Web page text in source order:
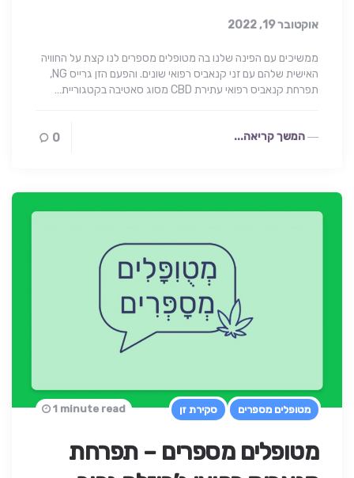
אוקטובר 19, 2022
ממשיכים עם הפינה שלנו בה מטופלים מספרים לנו קצת על החוויה
האישית שלהם עם זני קנאביס רפואי שונים. והפעם הזן גרייס NG,
תפרחת קנאביס רפואי עתירת CBD מסוג סאטיבה בקטגוריית…
המשך קריאה... 0
מטופלים מספרים סקירת זן
מטופלים מספרים – תפרחת
1 minute read